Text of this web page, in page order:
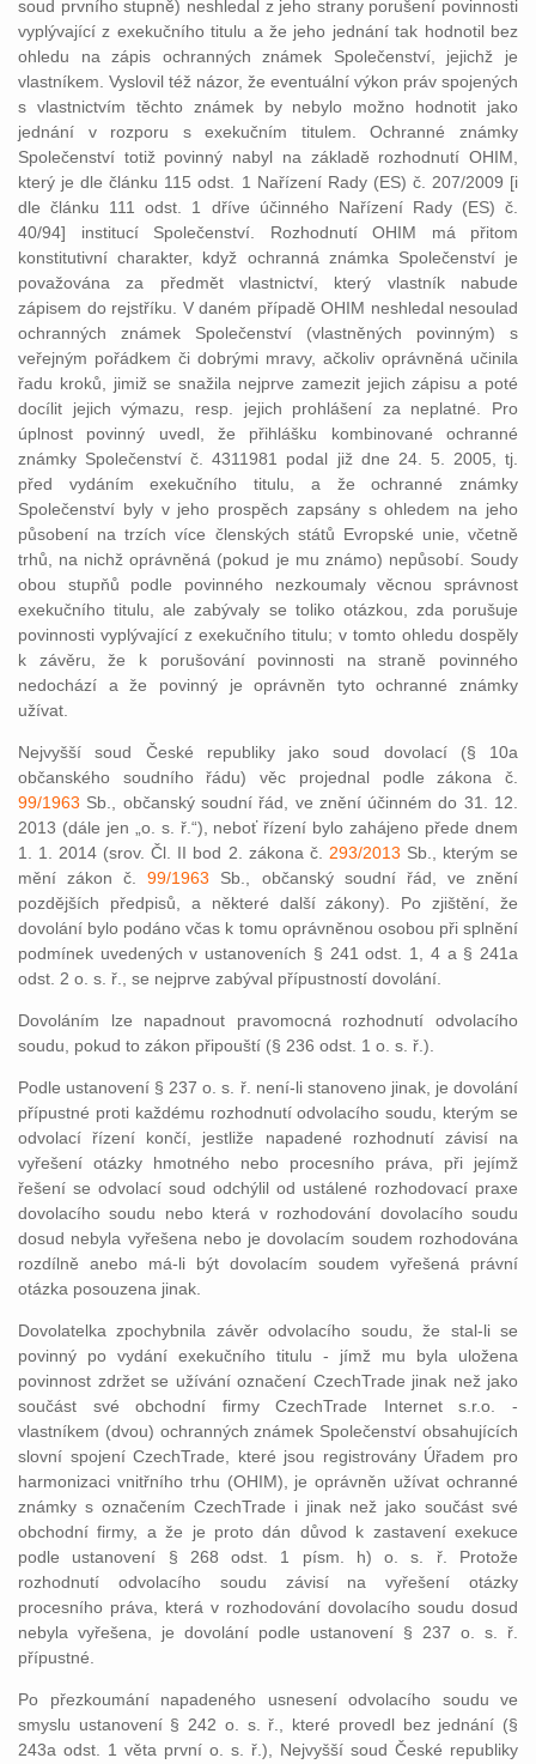
soud prvního stupně) neshledal z jeho strany porušení povinnosti
vyplývající z exekučního titulu a že jeho jednání tak hodnotil bez
ohledu na zápis ochranných známek Společenství, jejichž je
vlastníkem. Vyslovil též názor, že eventuální výkon práv spojených
s vlastnictvím těchto známek by nebylo možno hodnotit jako
jednání v rozporu s exekučním titulem. Ochranné známky
Společenství totiž povinný nabyl na základě rozhodnutí OHIM,
který je dle článku 115 odst. 1 Nařízení Rady (ES) č. 207/2009 [i
dle článku 111 odst. 1 dříve účinného Nařízení Rady (ES) č.
40/94] institucí Společenství. Rozhodnutí OHIM má přitom
konstitutivní charakter, když ochranná známka Společenství je
považována za předmět vlastnictví, který vlastník nabude
zápisem do rejstříku. V daném případě OHIM neshledal nesoulad
ochranných známek Společenství (vlastněných povinným) s
veřejným pořádkem či dobrými mravy, ačkoliv oprávněná učinila
řadu kroků, jimiž se snažila nejprve zamezit jejich zápisu a poté
docílit jejich výmazu, resp. jejich prohlášení za neplatné. Pro
úplnost povinný uvedl, že přihlášku kombinované ochranné
známky Společenství č. 4311981 podal již dne 24. 5. 2005, tj.
před vydáním exekučního titulu, a že ochranné známky
Společenství byly v jeho prospěch zapsány s ohledem na jeho
působení na trzích více členských států Evropské unie, včetně
trhů, na nichž oprávněná (pokud je mu známo) nepůsobí. Soudy
obou stupňů podle povinného nezkoumaly věcnou správnost
exekučního titulu, ale zabývaly se toliko otázkou, zda porušuje
povinnosti vyplývající z exekučního titulu; v tomto ohledu dospěly
k závěru, že k porušování povinnosti na straně povinného
nedochází a že povinný je oprávněn tyto ochranné známky
užívat.
Nejvyšší soud České republiky jako soud dovolací (§ 10a
občanského soudního řádu) věc projednal podle zákona č.
99/1963 Sb., občanský soudní řád, ve znění účinném do 31. 12.
2013 (dále jen „o. s. ř.“), neboť řízení bylo zahájeno přede dnem
1. 1. 2014 (srov. Čl. II bod 2. zákona č. 293/2013 Sb., kterým se
mění zákon č.99/1963 Sb., občanský soudní řád, ve znění
pozdějších předpisů, a některé další zákony). Po zjištění, že
dovolání bylo podáno včas k tomu oprávněnou osobou při splnění
podmínek uvedených v ustanoveních § 241 odst. 1, 4 a § 241a
odst. 2 o. s. ř., se nejprve zabýval přípustností dovolání.
Dovoláním lze napadnout pravomocná rozhodnutí odvolacího
soudu, pokud to zákon připouští (§ 236 odst. 1 o. s. ř.).
Podle ustanovení § 237 o. s. ř. není-li stanoveno jinak, je dovolání
přípustné proti každému rozhodnutí odvolacího soudu, kterým se
odvolací řízení končí, jestliže napadené rozhodnutí závisí na
vyřešení otázky hmotného nebo procesního práva, při jejímž
řešení se odvolací soud odchýlil od ustálené rozhodovací praxe
dovolacího soudu nebo která v rozhodování dovolacího soudu
dosud nebyla vyřešena nebo je dovolacím soudem rozhodována
rozdílně anebo má-li být dovolacím soudem vyřešená právní
otázka posouzena jinak.
Dovolatelka zpochybnila závěr odvolacího soudu, že stal-li se
povinný po vydání exekučního titulu - jímž mu byla uložena
povinnost zdržet se užívání označení CzechTrade jinak než jako
součást své obchodní firmy CzechTrade Internet s.r.o. -
vlastníkem (dvou) ochranných známek Společenství obsahujících
slovní spojení CzechTrade, které jsou registrovány Úřadem pro
harmonizaci vnitřního trhu (OHIM), je oprávněn užívat ochranné
známky s označením CzechTrade i jinak než jako součást své
obchodní firmy, a že je proto dán důvod k zastavení exekuce
podle ustanovení § 268 odst. 1 písm. h) o. s. ř. Protože
rozhodnutí odvolacího soudu závisí na vyřešení otázky
procesního práva, která v rozhodování dovolacího soudu dosud
nebyla vyřešena, je dovolání podle ustanovení § 237 o. s. ř.
přípustné.
Po přezkoumání napadeného usnesení odvolacího soudu ve
smyslu ustanovení § 242 o. s. ř., které provedl bez jednání (§
243a odst. 1 věta první o. s. ř.), Nejvyšší soud České republiky